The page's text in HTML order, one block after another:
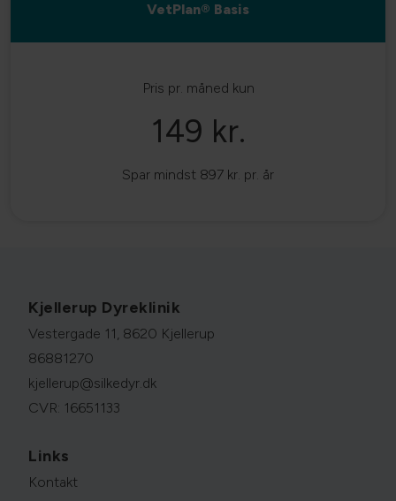
VetPlan® Basis
Pris pr. måned kun
149 kr.
Spar mindst 897 kr. pr. år
Kjellerup Dyreklinik
Vestergade 11, 8620 Kjellerup
86881270
kjellerup@silkedyr.dk
CVR: 16651133
Links
Kontakt